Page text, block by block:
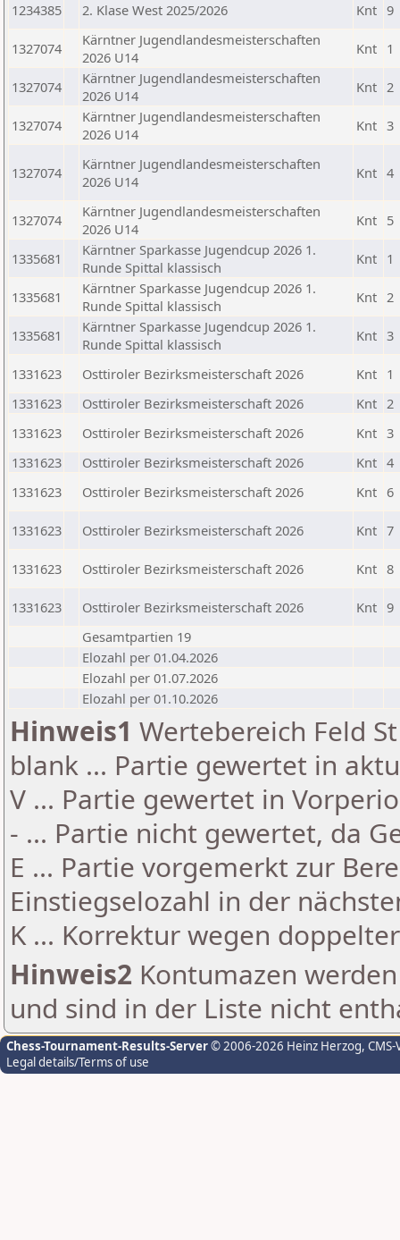
1234385 2. Klase West 2025/2026 Knt 9
1327074
Kärntner Jugendlandesmeisterschaften
2026 U14
Knt 1
1327074
Kärntner Jugendlandesmeisterschaften
2026 U14
Knt 2
1327074
Kärntner Jugendlandesmeisterschaften
2026 U14
Knt 3
1327074
Kärntner Jugendlandesmeisterschaften
2026 U14
Knt 4
1327074
Kärntner Jugendlandesmeisterschaften
2026 U14
Knt 5
1335681
Kärntner Sparkasse Jugendcup 2026 1.
Runde Spittal klassisch
Knt 1
1335681
Kärntner Sparkasse Jugendcup 2026 1.
Runde Spittal klassisch
Knt 2
1335681
Kärntner Sparkasse Jugendcup 2026 1.
Runde Spittal klassisch
Knt 3
1331623 Osttiroler Bezirksmeisterschaft 2026 Knt 1
1331623
Osttiroler Bezirksmeisterschaft 2026 Knt 2
1331623
Osttiroler Bezirksmeisterschaft 2026 Knt 3
1331623
Osttiroler Bezirksmeisterschaft 2026 Knt 4
1331623
Osttiroler Bezirksmeisterschaft 2026 Knt 6
1331623 Osttiroler Bezirksmeisterschaft 2026 Knt 7
1331623 Osttiroler Bezirksmeisterschaft 2026 Knt 8
1331623 Osttiroler Bezirksmeisterschaft 2026 Knt 9
Gesamtpartien 19
Elozahl per 01.04.2026
Elozahl per 01.07.2026
Elozahl per 01.10.2026
Hinweis1 Wertebereich Feld
blank ... Partie gewertet in
V ... Partie gewertet in
- ... Partie nicht gewertet, da
E ... Partie vorgemerkt zur
Einstiegselozahl in der
K ... Korrektur wegen
Hinweis2 Kontumazen
und sind in der Liste nicht
Chess-Tournament-Results-Server© 2006-2026 Heinz Herzog,
Legal details/Terms of use